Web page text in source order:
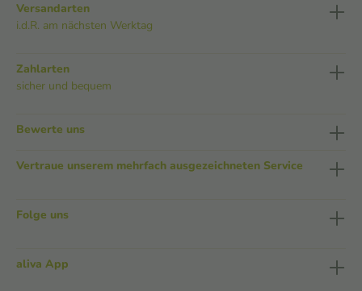
Versandarten
i.d.R. am nächsten Werktag
Zahlarten
sicher und bequem
Bewerte uns
Vertraue unserem mehrfach ausgezeichneten Service
Folge uns
aliva App